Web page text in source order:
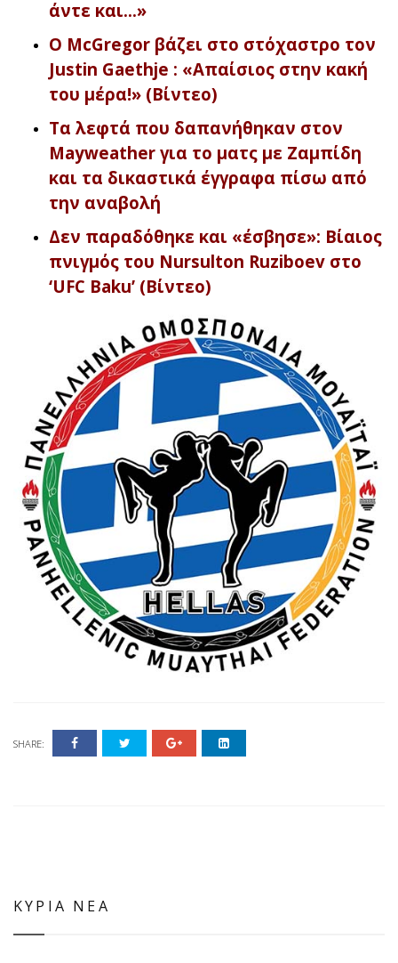
άντε και…»
Ο McGregor βάζει στο στόχαστρο τον
Justin Gaethje : «Απαίσιος στην κακή
του μέρα!» (Βίντεο)
Τα λεφτά που δαπανήθηκαν στον
Mayweather για το ματς με Ζαμπίδη
και τα δικαστικά έγγραφα πίσω από
την αναβολή
Δεν παραδόθηκε και «έσβησε»: Βίαιος
πνιγμός του Nursulton Ruziboev στο
‘UFC Baku’ (Βίντεο)
SHARE:
ΚΥΡΙΑ ΝΕΑ